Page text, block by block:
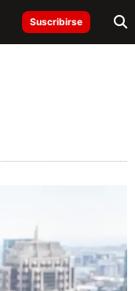
Suscribirse